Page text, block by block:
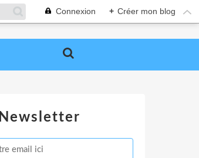
Connexion + Créer mon blog
Newsletter